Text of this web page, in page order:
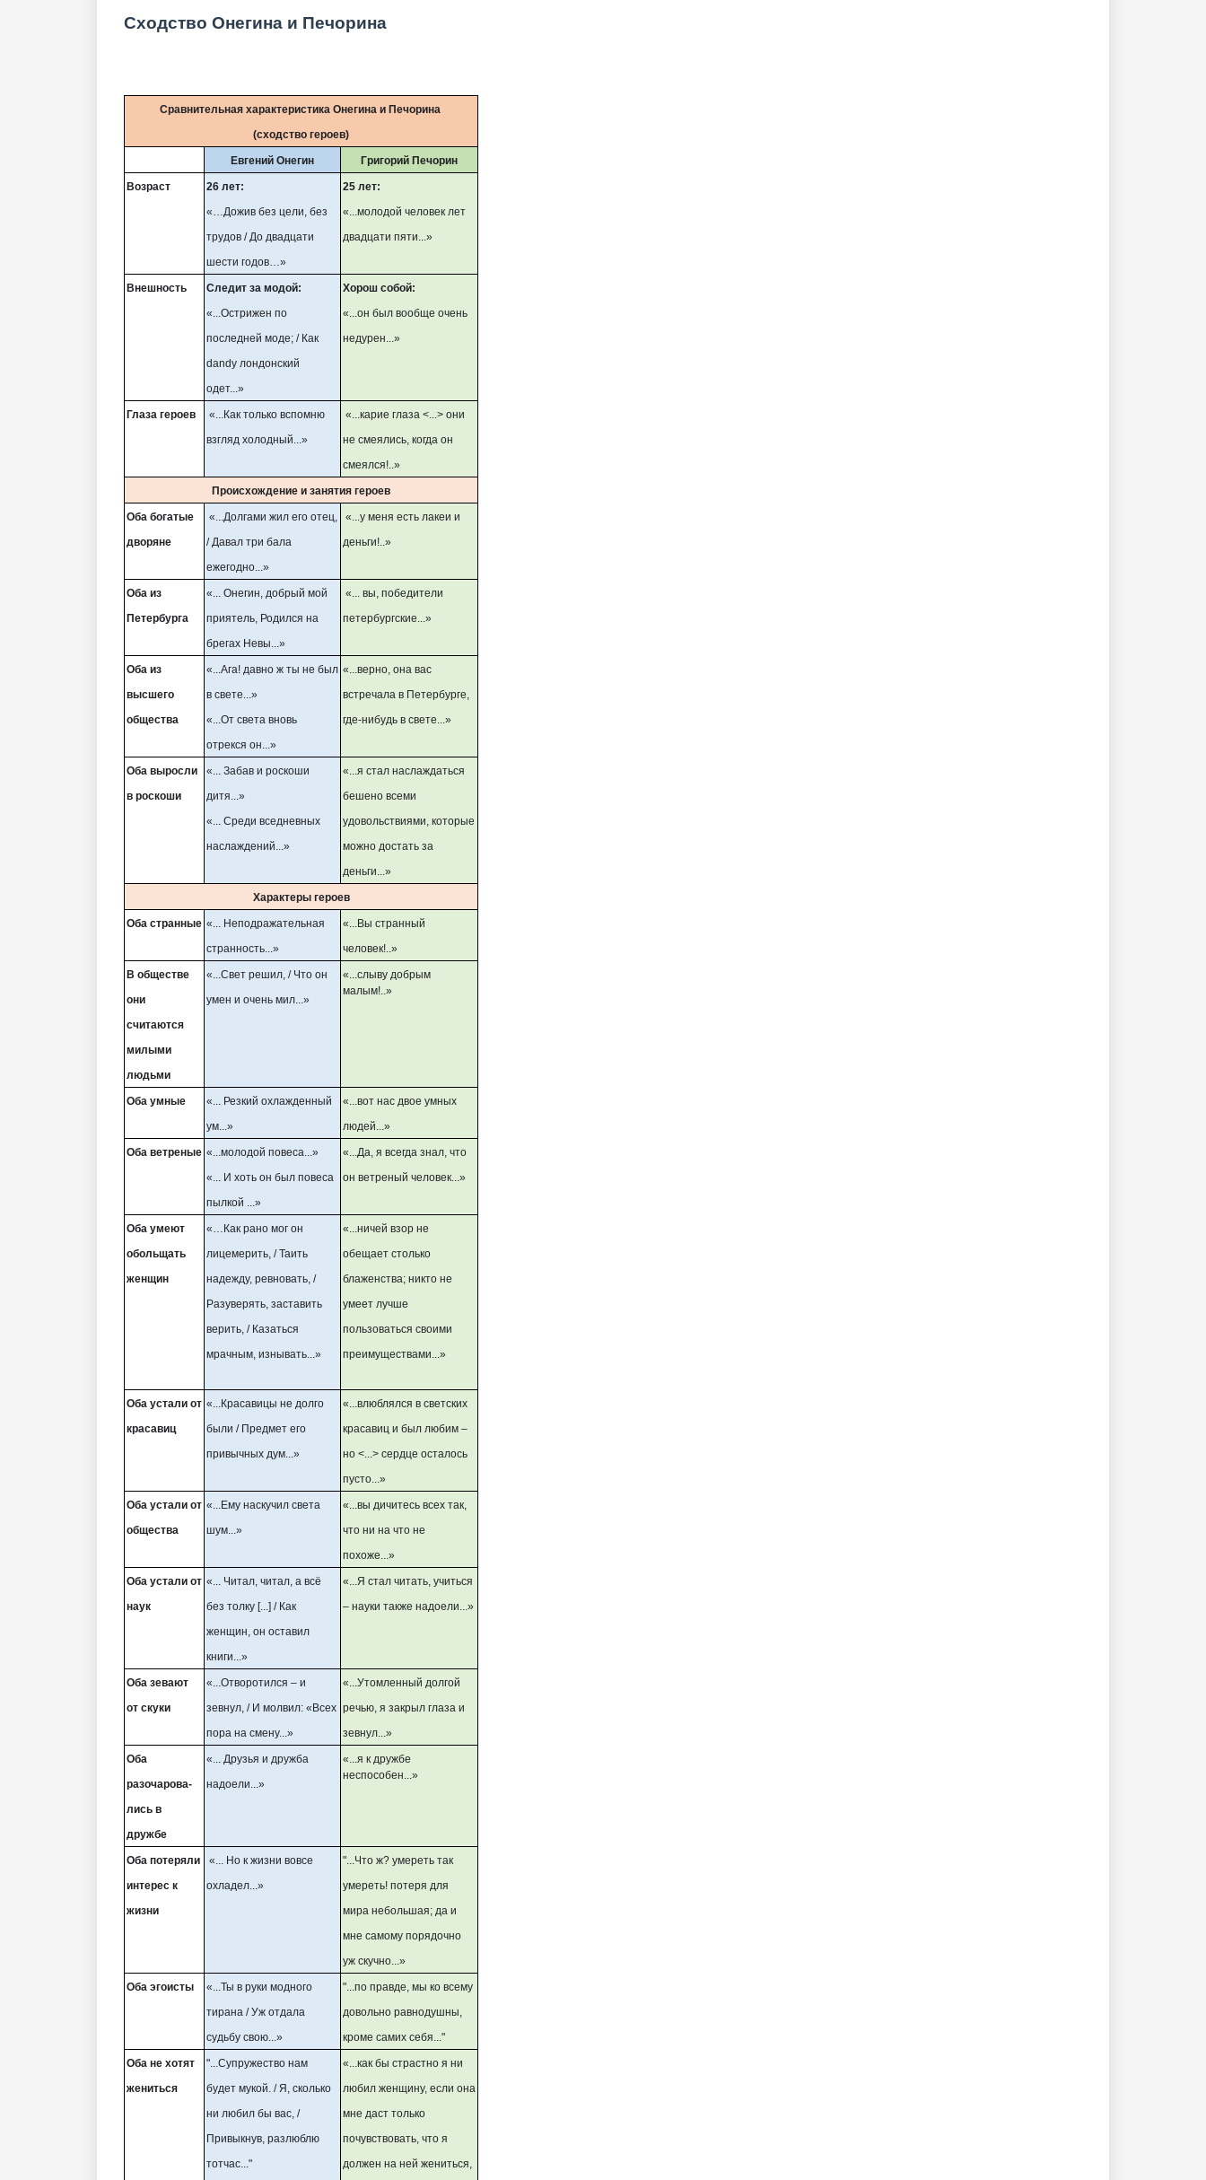
Сходство Онегина и Печорина
Сравнительная характеристика Онегина и Печорина
(сходство героев)
Евгений Онегин Григорий Печорин
Возраст
26 лет:
«…Дожив без цели, без
трудов / До двадцати
шести годов…»
25 лет:
«...молодой человек лет
двадцати пяти...»
Внешность
Следит за модой:
«...Острижен по
последней моде; / Как
dandy лондонский
одет...»
Хорош собой:
«...он был вообще очень
недурен...»
Глаза героев
«...Как только вспомню
взгляд холодный...»
«...карие глаза <...> они
не смеялись, когда он
смеялся!..»
Происхождение и занятия героев
Оба богатые
дворяне
«...Долгами жил его отец,
/ Давал три бала
ежегодно...»
«...у меня есть лакеи и
деньги!..»
Оба из
Петербурга
«... Онегин, добрый мой
приятель, Родился на
брегах Невы...»
«... вы, победители
петербургские...»
Оба из
высшего
общества
«...Ага! давно ж ты не был
в свете...»
«...От света вновь
отрекся он...»
«...верно, она вас
встречала в Петербурге,
где-нибудь в свете...»
Оба выросли
в роскоши
«... Забав и роскоши
дитя...»
«... Среди вседневных
наслаждений...»
«...я стал наслаждаться
бешено всеми
удовольствиями, которые
можно достать за
деньги...»
Характеры героев
Оба странные «... Неподражательная
странность...»
«...Вы странный
человек!..»
В обществе
они
считаются
милыми
людьми
«...Свет решил, / Что он
умен и очень мил...»
«...слыву добрым
малым!..»
Оба умные
«... Резкий охлажденный
ум...»
«...вот нас двое умных
людей...»
Оба ветреные «...молодой повеса...»
«... И хоть он был повеса
пылкой ...»
«...Да, я всегда знал, что
он ветреный человек...»
Оба умеют
обольщать
женщин
«…Как рано мог он
лицемерить, / Таить
надежду, ревновать, /
Разуверять, заставить
верить, / Казаться
мрачным, изнывать...»
«...ничей взор не
обещает столько
блаженства; никто не
умеет лучше
пользоваться своими
преимуществами...»
Оба устали от
красавиц
«...Красавицы не долго
были / Предмет его
привычных дум...»
«...влюблялся в светских
красавиц и был любим –
но <...> сердце осталось
пусто...»
Оба устали от
общества
«...Ему наскучил света
шум...»
«...вы дичитесь всех так,
что ни на что не
похоже...»
Оба устали от
наук
«... Читал, читал, а всё
без толку [...] / Как
женщин, он оставил
книги...»
«...Я стал читать, учиться
– науки также надоели...»
Оба зевают
от скуки
«...Отворотился – и
зевнул, / И молвил: «Всех
пора на смену...»
«...Утомленный долгой
речью, я закрыл глаза и
зевнул...»
Оба
разочарова-
лись в
дружбе
«... Друзья и дружба
надоели...»
«...я к дружбе
неспособен...»
Оба потеряли
интерес к
жизни
«... Но к жизни вовсе
охладел...»
"...Что ж? умереть так
умереть! потеря для
мира небольшая; да и
мне самому порядочно
уж скучно...»
Оба эгоисты
«...Ты в руки модного
тирана / Уж отдала
судьбу свою...»
"...по правде, мы ко всему
довольно равнодушны,
кроме самих себя..."
Оба не хотят
жениться
"...Супружество нам
будет мукой. / Я, сколько
ни любил бы вас, /
Привыкнув, разлюблю
тотчас..."
«...как бы страстно я ни
любил женщину, если она
мне даст только
почувствовать, что я
должен на ней жениться,